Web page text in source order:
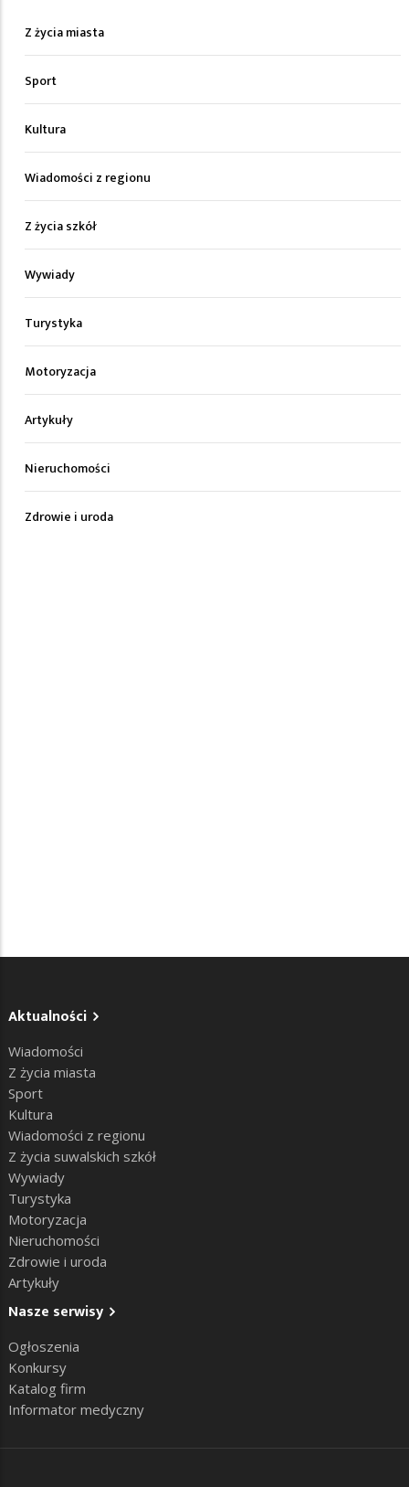
Z życia miasta
Sport
Kultura
Wiadomości z regionu
Z życia szkół
Wywiady
Turystyka
Motoryzacja
Artykuły
Nieruchomości
Zdrowie i uroda
Aktualności
Wiadomości
Z życia miasta
Sport
Kultura
Wiadomości z regionu
Z życia suwalskich szkół
Wywiady
Turystyka
Motoryzacja
Nieruchomości
Zdrowie i uroda
Artykuły
Nasze serwisy
Ogłoszenia
Konkursy
Katalog firm
Informator medyczny